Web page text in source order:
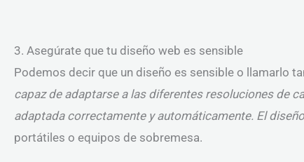
3. Asegúrate que tu diseño web es sensible
Podemos decir que un diseño es sensible o llamarlo
capaz de adaptarse a las diferentes resoluciones de
adaptada correctamente y automáticamente. El
portátiles o equipos de sobremesa.